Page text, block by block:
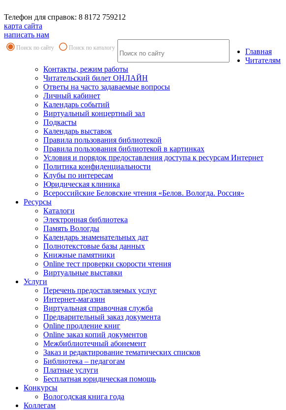
Телефон для справок: 8 8172 759212
карта сайта
написать нам
Поиск по сайту Поиск по каталогу
Главная
Читателям
Контакты, режим работы
Читательский билет ОНЛАЙН
Ответы на часто задаваемые вопросы
Личный кабинет
Календарь событий
Виртуальный концертный зал
Подкасты
Календарь выставок
Правила пользования библиотекой
Правила пользования библиотекой в картинках
Условия и порядок предоставления доступа к ресурсам Интернет
Политика конфиденциальности
Клубы по интересам
Юридическая клиника
Всероссийские Беловские чтения «Белов. Вологда. Россия»
Ресурсы
Каталоги
Электронная библиотека
Память Вологды
Календарь знаменательных дат
Полнотекстовые базы данных
Книжные памятники
Online тест проверки скорости чтения
Виртуальные выставки
Услуги
Перечень предоставляемых услуг
Интернет-магазин
Виртуальная справочная служба
Предварительный заказ документа
Online продление книг
Online заказ копий документов
Межбиблиотечный абонемент
Заказ и редактирование тематических списков
Библиотека – педагогам
Платные услуги
Бесплатная юридическая помощь
Конкурсы
Вологодская книга года
Коллегам